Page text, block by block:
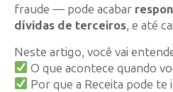
fraude — pode acabar
dívidas de terceiros, e até
Neste artigo, você vai
O que acontece quando
Por que a Receita pode te